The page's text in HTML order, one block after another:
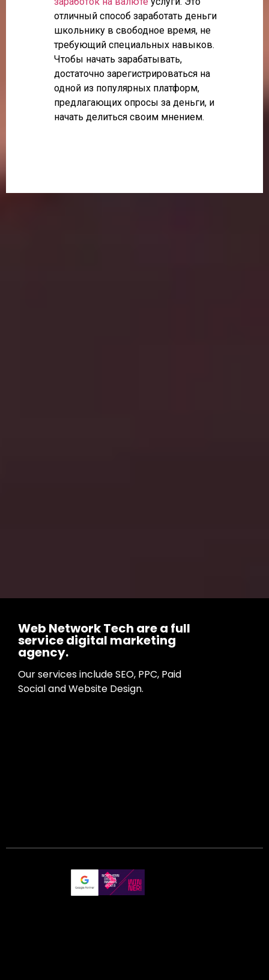
отличный способ заработать деньги
школьнику в свободное время, не
требующий специальных навыков.
Чтобы начать зарабатывать,
достаточно зарегистрироваться на
одной из популярных платформ,
предлагающих опросы за деньги, и
начать делиться своим мнением.
Web Network Tech are a full
service digital marketing
agency.
Our services include SEO, PPC, Paid
Social and Website Design.